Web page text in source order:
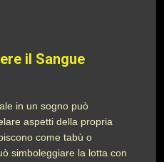
il Sangue
in un sogno può
aspetti della propria
come tabù o
simboleggiare la lotta con